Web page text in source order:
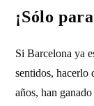
¡Sólo
Si Barcelona ya
sentidos, hacerlo
años, han